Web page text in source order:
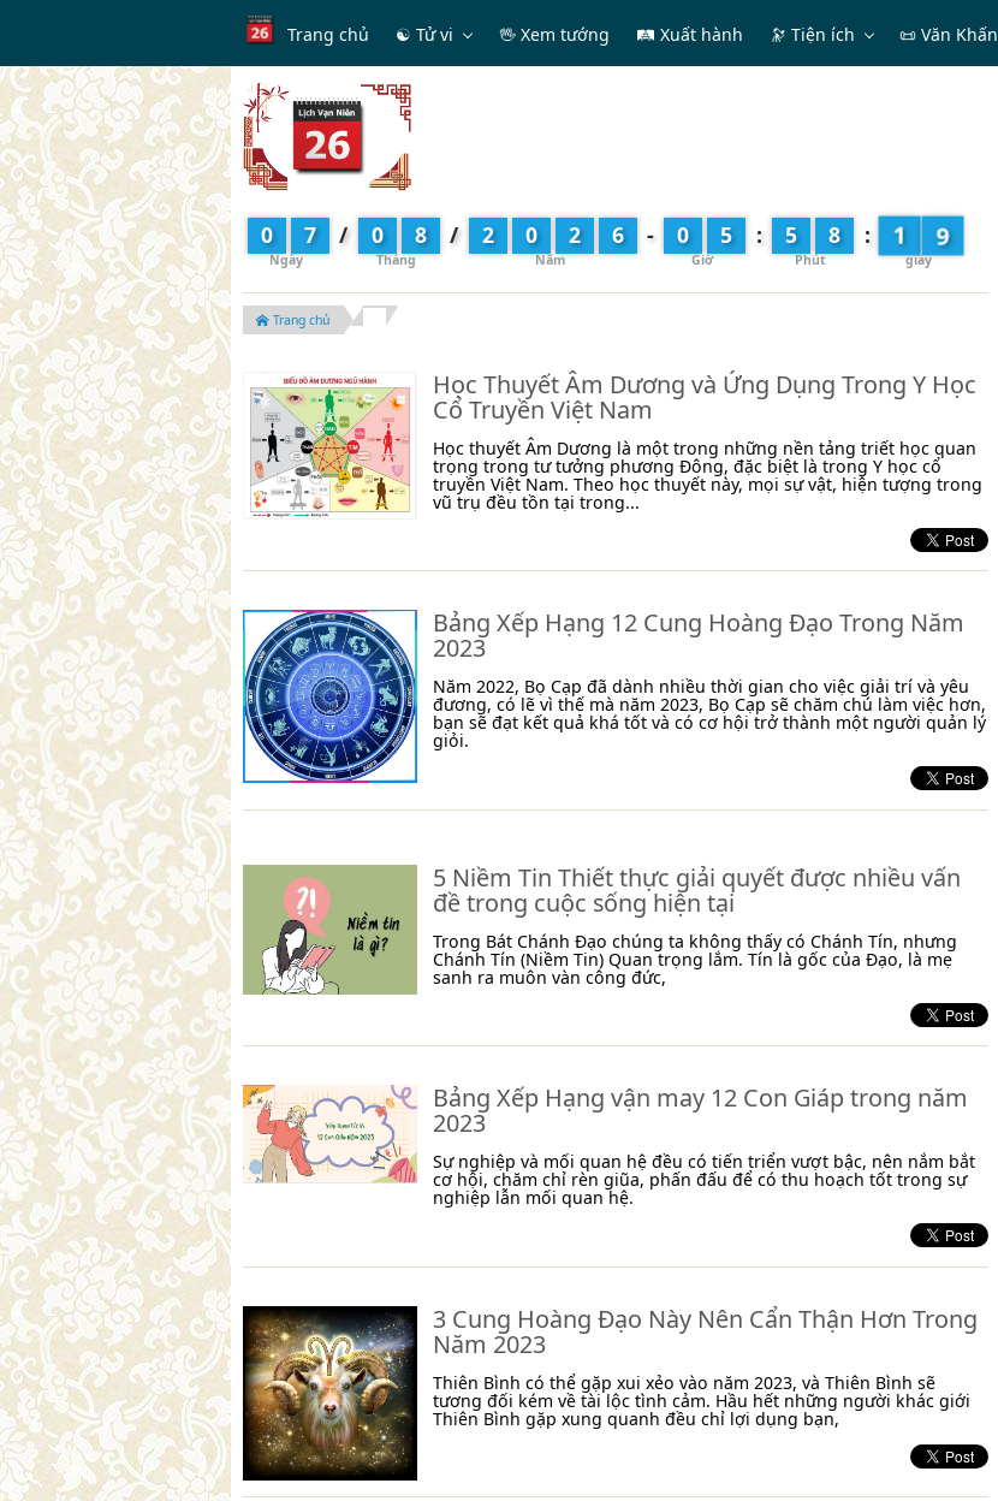
Trang chủ ☯ Tử vi 🖖 Xem tướng 🛤 Xuất hành 🔭 Tiện ích 📜 Văn Khấn
0 7 / 0 8 / 2 0 2 6 - 0 5 : 5 8 : 2 1
Trang chủ
Học Thuyết Âm Dương và Ứng Dụng Trong Y Học
Cổ Truyền Việt Nam
Học thuyết Âm Dương là một trong những nền tảng triết học quan
trọng trong tư tưởng phương Đông, đặc biệt là trong Y học cổ
truyền Việt Nam. Theo học thuyết này, mọi sự vật, hiện tượng trong
vũ trụ đều tồn tại trong...
Bảng Xếp Hạng 12 Cung Hoàng Đạo Trong Năm
2023
Năm 2022, Bọ Cạp đã dành nhiều thời gian cho việc giải trí và yêu
đương, có lẽ vì thế mà năm 2023, Bọ Cạp sẽ chăm chú làm việc hơn,
bạn sẽ đạt kết quả khá tốt và có cơ hội trở thành một người quản lý
giỏi.
5 Niềm Tin Thiết thực giải quyết được nhiều vấn
đề trong cuộc sống hiện tại
Trong Bát Chánh Đạo chúng ta không thấy có Chánh Tín, nhưng
Chánh Tín (Niềm Tin) Quan trọng lắm. Tín là gốc của Đạo, là mẹ
sanh ra muôn vàn công đức,
Bảng Xếp Hạng vận may 12 Con Giáp trong năm
2023
Sự nghiệp và mối quan hệ đều có tiến triển vượt bậc, nên nắm bắt
cơ hội, chăm chỉ rèn giũa, phấn đấu để có thu hoạch tốt trong sự
nghiệp lẫn mối quan hệ.
3 Cung Hoàng Đạo Này Nên Cẩn Thận Hơn Trong
Năm 2023
Thiên Bình có thể gặp xui xẻo vào năm 2023, và Thiên Bình sẽ
tương đối kém về tài lộc tình cảm. Hầu hết những người khác giới
Thiên Bình gặp xung quanh đều chỉ lợi dụng bạn,